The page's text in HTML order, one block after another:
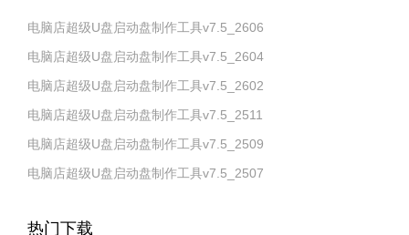
电脑店超级U盘启动盘制作工具v7.5_2606
电脑店超级U盘启动盘制作工具v7.5_2604
电脑店超级U盘启动盘制作工具v7.5_2602
电脑店超级U盘启动盘制作工具v7.5_2511
电脑店超级U盘启动盘制作工具v7.5_2509
电脑店超级U盘启动盘制作工具v7.5_2507
热门下载